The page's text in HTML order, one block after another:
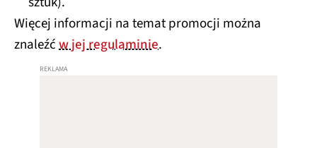
Więcej informacji na temat promocji można
znaleźćw jej regulaminie.